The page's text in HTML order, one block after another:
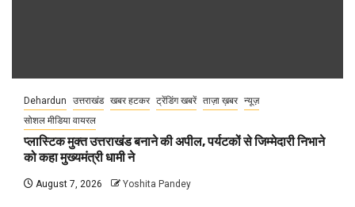
Dehardun उत्तराखंड खबर हटकर ट्रेंडिंग खबरें ताज़ा ख़बर न्यूज़
सोशल मीडिया वायरल
प्लास्टिक मुक्त उत्तराखंड बनाने की अपील, पर्यटकों से जिम्मेदारी निभाने
को कहा मुख्यमंत्री धामी ने
August 7, 2026 Yoshita Pandey